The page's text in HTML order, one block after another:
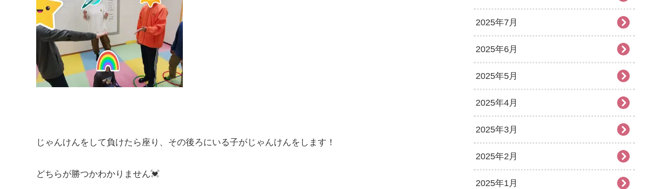
じゃんけんをして負けたら座り、その後ろにいる子がじゃんけんをします！
どちらが勝つかわかりません💓
2025年7月
2025年6月
2025年5月
2025年4月
2025年3月
2025年2月
2025年1月